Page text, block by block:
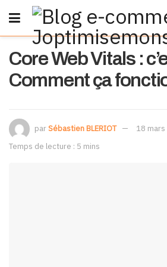
Core Web Vitals :
Comment ça
parSébastien BLERIOT
18
Temps de lecture : 5 mins